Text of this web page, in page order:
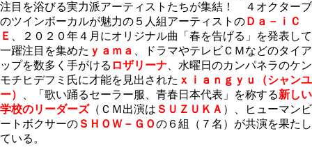
注目を浴びる実力派アーティストたちが集結！ ４オクターブ
のツインボーカルが魅力の５人組アーティストのＤａ－ｉＣ
Ｅ
、２０２０年４月にオリジナル曲「春を告げる」を発表して
一躍注目を集めた ｙａｍａ
、ドラマやテレビＣＭなどのタイア
ップを数多く手がける ロザリーナ 、水曜日のカンパネラのケン
モチヒデフミ氏に才能を見出された ｘｉａｎｇｙｕ（シャンユ
ー）
、「歌い踊るセーラー服、青春日本代表」を称する新しい
学校のリーダーズ（ＣＭ出演は ＳＵＺＵＫＡ ）、ヒューマンビ
ートボクサーのＳＨＯＷ－ＧＯの６組（７名）が共演を果たし
ている。